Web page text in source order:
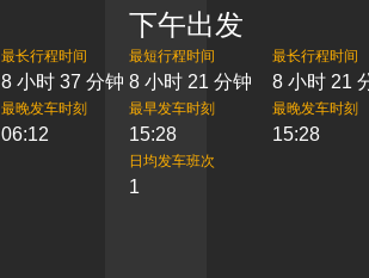
最长行程时间
8 小时 37 分钟
最晚发车时刻
06:12
下午出发
最短行程时间
8 小时 21 分钟
最长行程时间
8 小时 21
最早发车时刻
15:28
最晚发车时刻
15:28
日均发车班次
1